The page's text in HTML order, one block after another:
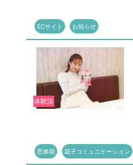
ECサイト お知らせ
体験談
思春期 親子コミュニケーション